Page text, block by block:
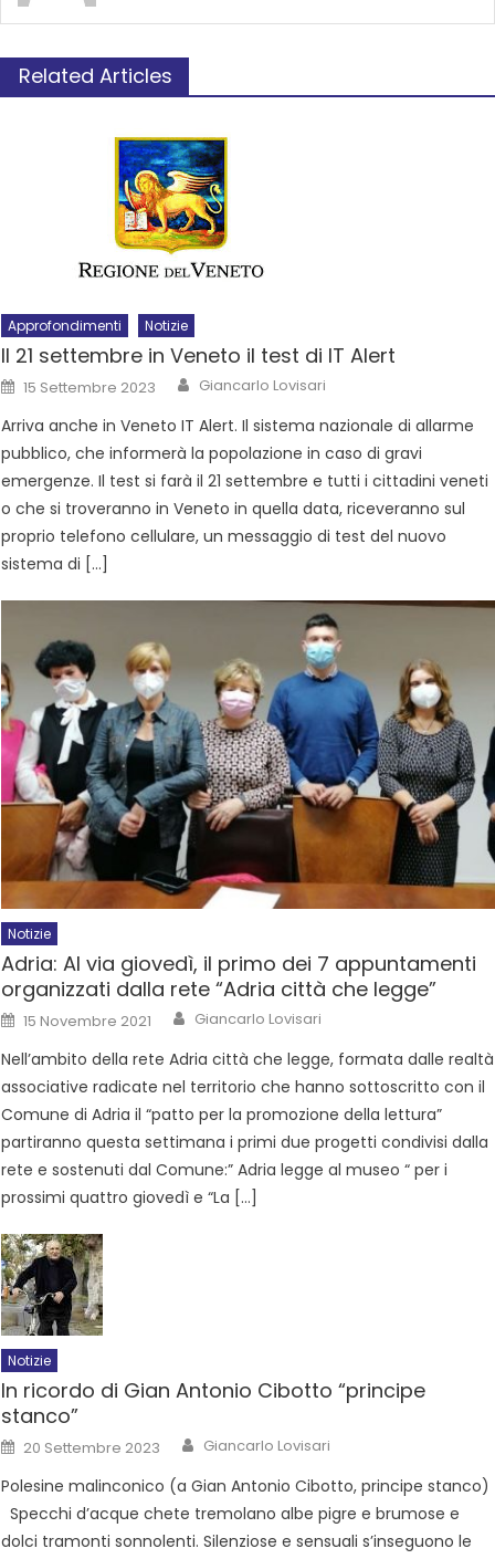
Related Articles
Approfondimenti Notizie
Il 21 settembre in Veneto il test di IT Alert
15 Settembre 2023 Giancarlo Lovisari
Arriva anche in Veneto IT Alert. Il sistema nazionale di allarme
pubblico, che informerà la popolazione in caso di gravi
emergenze. Il test si farà il 21 settembre e tutti i cittadini veneti
o che si troveranno in Veneto in quella data, riceveranno sul
proprio telefono cellulare, un messaggio di test del nuovo
sistema di […]
Notizie
Adria: Al via giovedì, il primo dei 7 appuntamenti
organizzati dalla rete “Adria città che legge”
15 Novembre 2021 Giancarlo Lovisari
Nell’ambito della rete Adria città che legge, formata dalle realtà
associative radicate nel territorio che hanno sottoscritto con il
Comune di Adria il “patto per la promozione della lettura”
partiranno questa settimana i primi due progetti condivisi dalla
rete e sostenuti dal Comune:” Adria legge al museo “ per i
prossimi quattro giovedì e “La […]
Notizie
In ricordo di Gian Antonio Cibotto “principe
stanco”
20 Settembre 2023 Giancarlo Lovisari
Polesine malinconico (a Gian Antonio Cibotto, principe stanco)
Specchi d’acque chete tremolano albe pigre e brumose e
dolci tramonti sonnolenti. Silenziose e sensuali s’inseguono le